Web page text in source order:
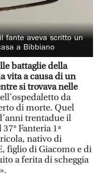
fante aveva scritto un
a Bibbiano
battaglie della
vita a causa di un
si trovava nelle
da
di morte. Quel
trentadue il
Fanteria 1ª
nativo di
figlio di Giacomo e di
a ferita di scheggia